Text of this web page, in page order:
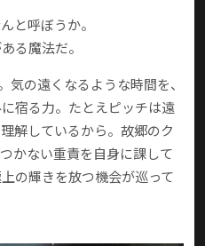
と呼ぼうか。
る魔法だ。
気の遠くなるような時間を、
宿る力。たとえピッチは遠
解しているから。故郷のク
かない重責を自身に課して
の輝きを放つ機会が巡って